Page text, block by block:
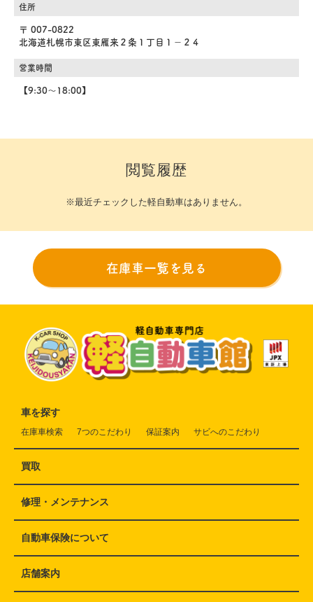
住所
〒 007-0822
北海道札幌市東区東雁来２条１丁目１－２４
営業時間
【9:30～18:00】
閲覧履歴
※最近チェックした軽自動車はありません。
在庫車一覧を見る
車を探す
在庫車検索 7つのこだわり 保証案内 サビへのこだわり
買取
修理・メンテナンス
自動車保険について
店舗案内